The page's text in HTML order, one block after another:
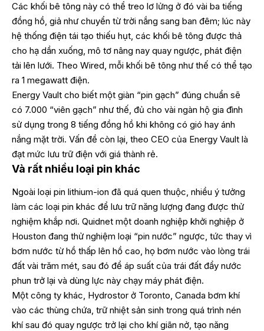
Các khối bê tông này có thể treo lơ lửng ở đó vài ba tiếng
đồng hồ, giả như chuyển từ trời nắng sang ban đêm; lúc này
hệ thống điện tái tạo thiếu hụt, các khối bê tông được thả
cho hạ dần xuống, mô tơ nâng nay quay ngược, phát điện
tải lên lưới. Theo Wired, mỗi khối bê tông như thế có thể tạo
ra 1 megawatt điện.
Energy Vault cho biết một giàn “pin gạch” đúng chuẩn sẽ
có 7.000 “viên gạch” như thế, đủ cho vài ngàn hộ gia đình
sử dụng trong 8 tiếng đồng hồ khi không có gió hay ánh
nắng mặt trời. Vấn đề còn lại, theo CEO của Energy Vault là
đạt mức lưu trữ điện với giá thành rẻ.
Và rất nhiều loại pin khác
Ngoài loại pin lithium-ion đã quá quen thuộc, nhiều ý tưởng
làm các loại pin khác để lưu trữ năng lượng đang được thử
nghiệm khắp nơi. Quidnet một doanh nghiệp khởi nghiệp ở
Houston đang thử nghiệm loại “pin nước” ngược, tức thay vì
bơm nước từ hồ thấp lên hồ cao, họ bơm nước vào lòng trái
đất vài trăm mét, sau đó để áp suất của trái đất đẩy nước
phun trở lại và dùng lực này chạy máy phát điện.
Một công ty khác, Hydrostor ở Toronto, Canada bơm khí
vào các thùng chứa, trữ nhiệt sản sinh trong quá trình nén
khí sau đó quay ngược trở lại cho khí giãn nở, tạo năng